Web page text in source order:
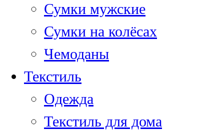
Сумки мужские
Сумки на колёсах
Чемоданы
Текстиль
Одежда
Текстиль для дома